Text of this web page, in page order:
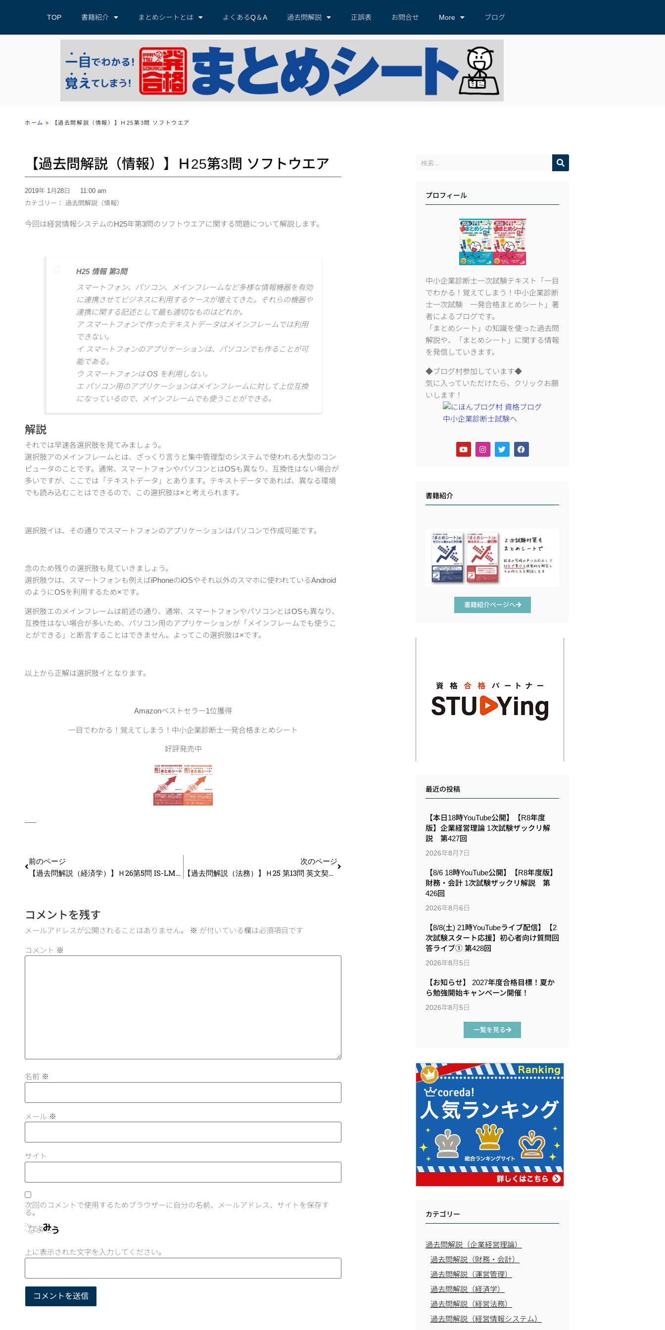
TOP 書籍紹介 まとめシートとは よくあるQ＆A 過去問解説 正誤表 お問合せ More ブログ
ホーム » 【過去問解説（情報）】Ｈ25第3問 ソフトウエア
【過去問解説（情報）】Ｈ25第3問 ソフトウエア
2019年 1月28日
11:00 am
カテゴリー： 過去問解説（情報）
今回は経営情報システムのH25年第3問のソフトウエアに関する問題について解説します。
H25 情報 第3問
スマートフォン、パソコン、メインフレームなど多様な情報機器を有効
に連携させてビジネスに利用するケースが増えてきた。それらの機器や
連携に関する記述として最も適切なものはどれか。
ア スマートフォンで作ったテキストデータはメインフレームでは利用
できない。
イ スマートフォンのアプリケーションは、パソコンでも作ることが可
能である。
ウ スマートフォンは OS を利用しない。
エ パソコン用のアプリケーションはメインフレームに対して上位互換
になっているので、メインフレームでも使うことができる。
解説
それでは早速各選択肢を見てみましょう。
選択肢アのメインフレームとは、ざっくり言うと集中管理型のシステムで使われる大型のコン
ピュータのことです。通常、スマートフォンやパソコンとはOSも異なり、互換性はない場合が
多いですが、ここでは「テキストデータ」とあります。テキストデータであれば、異なる環境
でも読み込むことはできるので、この選択肢は×と考えられます。
選択肢イは、その通りでスマートフォンのアプリケーションはパソコンで作成可能です。
念のため残りの選択肢も見ていきましょう。
選択肢ウは、スマートフォンも例えばiPhoneのiOSやそれ以外のスマホに使われているAndroid
のようにOSを利用するため×です。
選択肢エのメインフレームは前述の通り、通常、スマートフォンやパソコンとはOSも異なり、
互換性はない場合が多いため、パソコン用のアプリケーションが「メインフレームでも使うこ
とができる」と断言することはできません。よってこの選択肢は×です。
以上から正解は選択肢イとなります。
Amazonベストセラー1位獲得
一目でわかる！覚えてしまう！中小企業診断士一発合格まとめシート
好評発売中
—–
前のページ
【過去問解説（経済学）】Ｈ26第5問 IS-LM分析
次のページ
【過去問解説（法務）】Ｈ25 第13問 英文契約書
コメントを残す
メールアドレスが公開されることはありません。 ※ が付いている欄は必須項目です
コメント ※
名前 ※
メール ※
サイト
次回のコメントで使用するためブラウザーに自分の名前、メールアドレス、サイトを保存す
る。
上に表示された文字を入力してください。
プロフィール
中小企業診断士一次試験テキスト「一目
でわかる！覚えてしまう！中小企業診断
士一次試験 一発合格まとめシート」著
者によるブログです。
「まとめシート」の知識を使った過去問
解説や、「まとめシート」に関する情報
を発信していきます。
◆ブログ村参加しています◆
気に入っていただけたら、クリックお願
いします！
書籍紹介
書籍紹介ページへ
最近の投稿
【本日18時YouTube公開】【R8年度
版】企業経営理論 1次試験ザックリ解
説 第427回
2026年8月7日
【8/6 18時YouTube公開】【R8年度版】
財務・会計 1次試験ザックリ解説 第
426回
2026年8月6日
【8/8(土) 21時YouTubeライブ配信】【2
次試験スタート応援】初心者向け質問回
答ライブ① 第428回
2026年8月5日
【お知らせ】 2027年度合格目標！夏か
ら勉強開始キャンペーン開催！
2026年8月5日
一覧を見る
カテゴリー
過去問解説（企業経営理論）
過去問解説（財務・会計）
過去問解説（運営管理）
過去問解説（経済学）
過去問解説（経営法務）
過去問解説（経営情報システム）